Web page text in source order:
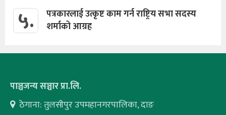
५.
पत्रकारलाई उत्कृष्ट काम गर्न राष्ट्रिय सभा सदस्य
शर्माको आग्रह
पाञ्चजन्य सञ्चार प्रा.लि.
ठेगाना: तुलसीपुर उपमहानगरपालिका, दाङ